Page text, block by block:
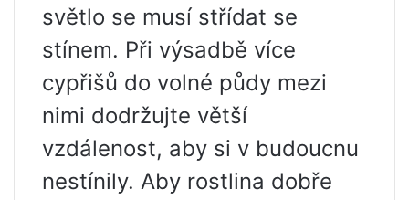
světlo se musí střídat se
stínem. Při výsadbě více
cypřišů do volné půdy mezi
nimi dodržujte větší
vzdálenost, aby si v budoucnu
nestínily. Aby rostlina dobře